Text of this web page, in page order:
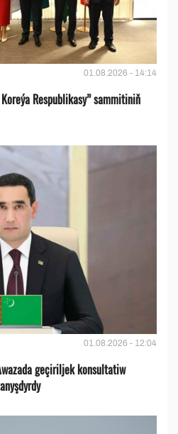
01.08.2026 - 14:14
Respublikasy” sammitiniň
01.08.2026 - 12:04
geçiriljek konsultatiw